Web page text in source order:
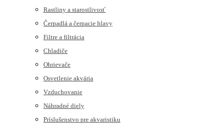
Rastliny a starostlivosť
Čerpadlá a čerpacie hlavy
Filtre a filtrácia
Chladiče
Ohrievače
Osvetlenie akvária
Vzduchovanie
Náhradné diely
Príslušenstvo pre akvaristiku